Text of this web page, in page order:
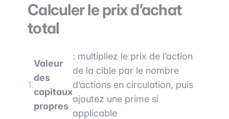
Calculer le prix d’achat
total
Valeur
des
capitaux
propres
: multipliez le prix de l’action
de la cible par le nombre
d’actions en circulation, puis
ajoutez une prime si
applicable